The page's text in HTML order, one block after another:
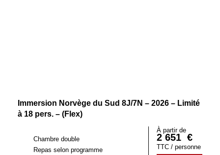
Immersion Norvège du Sud 8J/7N – 2026 – Limité
à 18 pers. – (Flex)
Chambre double
Repas selon programme
À partir de
2 651 €
TTC / personne